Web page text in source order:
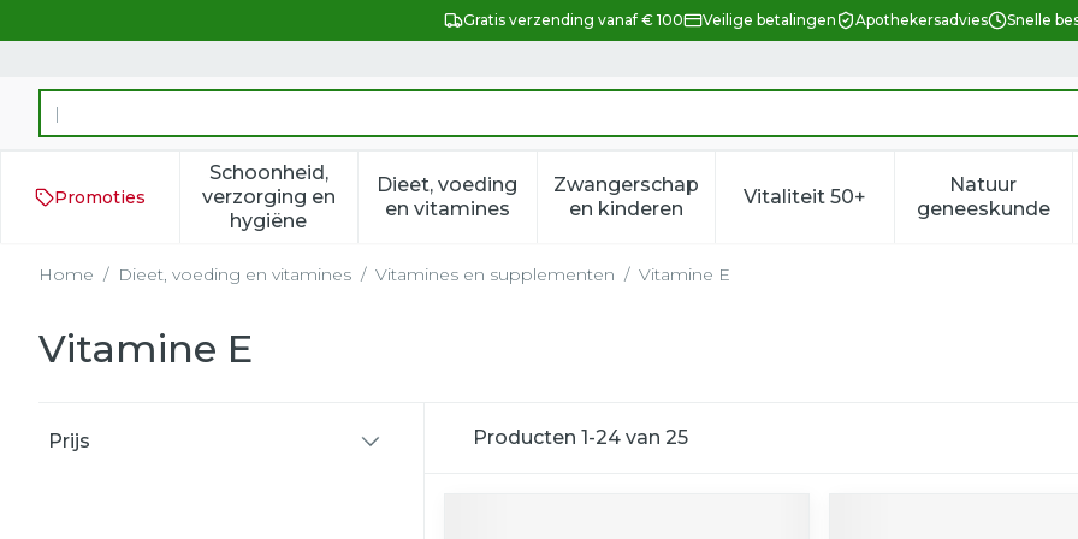
Gratis verzending vanaf € 100 Veilige betalingen Apothekersadvies Snelle
Product, merk, categorie...
Promoties
Schoonheid,
verzorging en
hygiëne
Toon submenu voor Schoonheid, verzorging en hygiëne categorie
Dieet, voeding
en vitaminesToon submenu voor Dieet, voeding en vitamines categorie
Zwangerschap
en kinderenToon submenu voor Zwangerschap en
Vitaliteit 50+Toon submenu voor
Natuur
geneeskunde
Toon
Home / Dieet, voeding en vitamines / Vitamines en supplementen / Vitamine E
Vitamine E
Prijs
Producten 1-24 van 25